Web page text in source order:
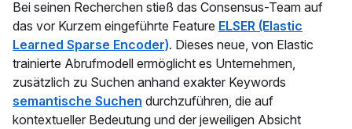
Bei seinen Recherchen stieß das Consensus-Team auf
das vor Kurzem eingeführte Feature ELSER (Elastic
Learned Sparse Encoder). Dieses neue, von Elastic
trainierte Abrufmodell ermöglicht es Unternehmen,
zusätzlich zu Suchen anhand exakter Keywords
semantische Suchen durchzuführen, die auf
kontextueller Bedeutung und der jeweiligen Absicht